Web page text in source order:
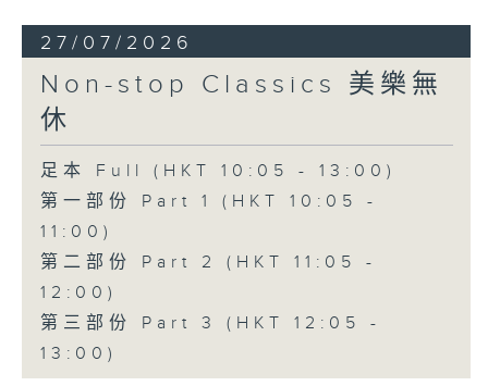
27/07/2026
Non-stop Classics 美樂無
休
足本 Full (HKT 10:05 - 13:00)
第一部份 Part 1 (HKT 10:05 -
11:00)
第二部份 Part 2 (HKT 11:05 -
12:00)
第三部份 Part 3 (HKT 12:05 -
13:00)